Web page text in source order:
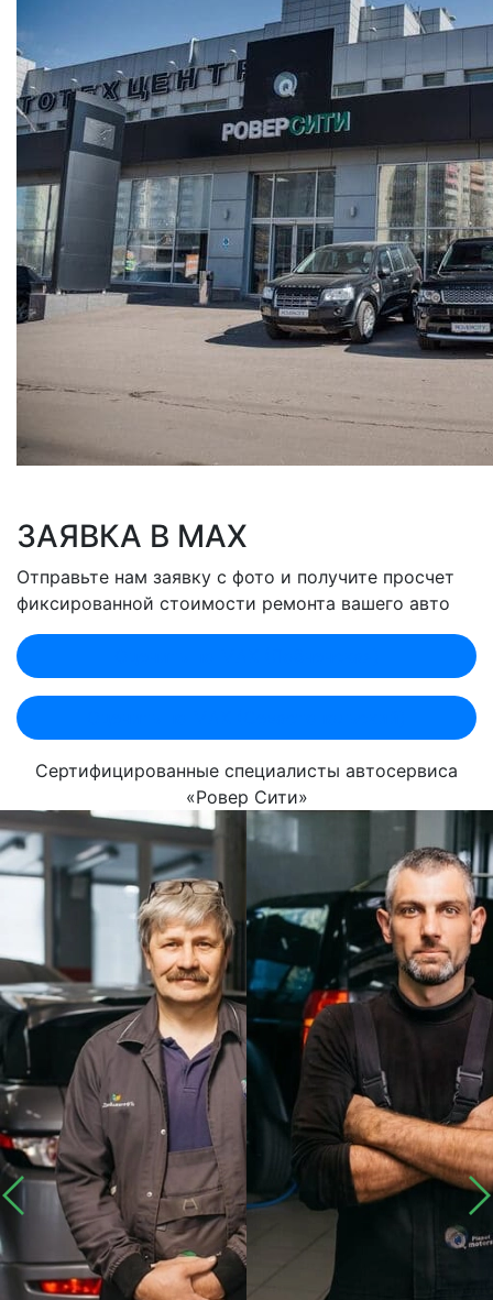
ЗАЯВКА В MAX
Отправьте нам заявку с фото и получите просчет
фиксированной стоимости ремонта вашего авто
Сертифицированные специалисты автосервиса
«Ровер Сити»